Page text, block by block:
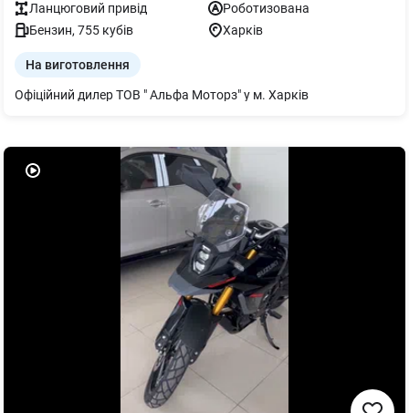
Ланцюговий привід
Роботизована
Бензин, 755 кубів Харків
На виготовлення
Офіційний дилер ТОВ " Альфа Моторз" у м. Харків